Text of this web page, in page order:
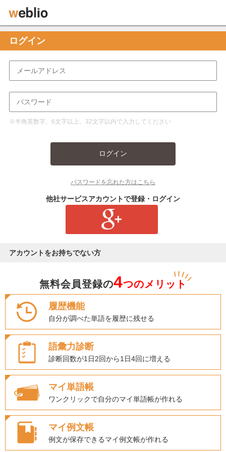
ログイン
※半角英数字、6文字以上、32文字以内で入力してください
ログイン
パスワードを忘れた方はこちら
他社サービスアカウントで登録・ログイン
アカウントをお持ちでない方
無料会員登録の4つのメリット
履歴機能
自分が調べた単語を履歴に残せる
語彙力診断
診断回数が1日2回から1日4回に増える
マイ単語帳
ワンクリックで自分のマイ単語帳が作れる
マイ例文帳
例文が保存できるマイ例文帳が作れる